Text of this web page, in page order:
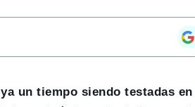
ya un tiempo siendo testadas